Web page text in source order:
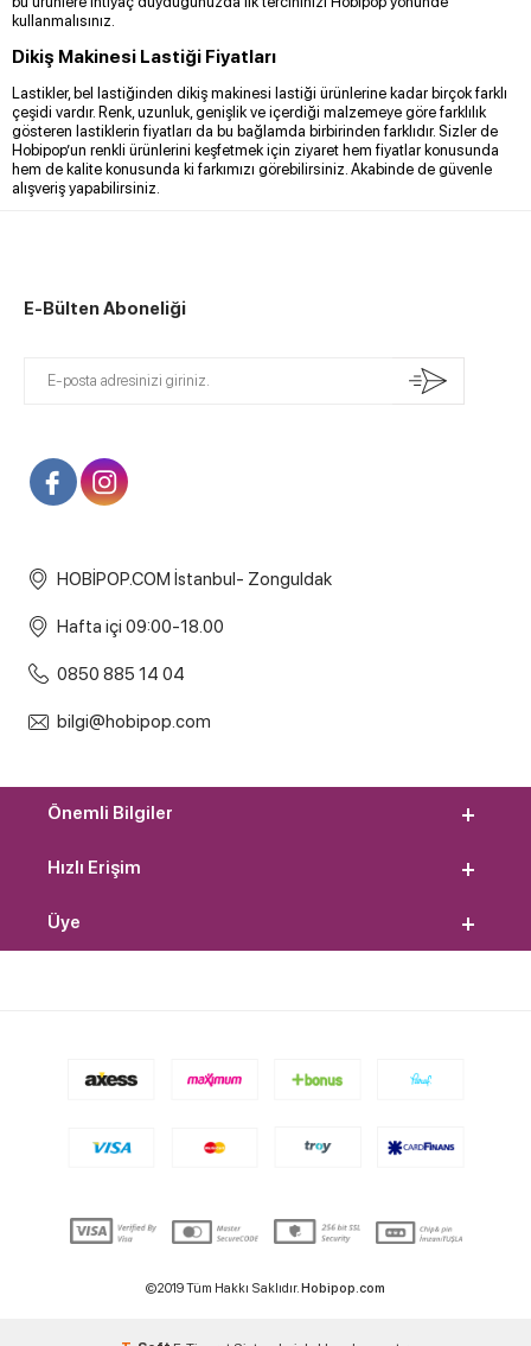
kullanmalısınız.
Dikiş Makinesi Lastiği Fiyatları
Lastikler, bel lastiğinden dikiş makinesi lastiği ürünlerine kadar birçok farklı
çeşidi vardır. Renk, uzunluk, genişlik ve içerdiği malzemeye göre farklılık
gösteren lastiklerin fiyatları da bu bağlamda birbirinden farklıdır. Sizler de
Hobipop’un renkli ürünlerini keşfetmek için ziyaret hem fiyatlar konusunda
hem de kalite konusunda ki farkımızı görebilirsiniz. Akabinde de güvenle
alışveriş yapabilirsiniz.
E-Bülten Aboneliği
HOBİPOP.COM İstanbul- Zonguldak
Hafta içi 09:00-18.00
0850 885 14 04
bilgi@hobipop.com
Önemli Bilgiler
Hızlı Erişim
Üye
©2019 Tüm Hakkı Saklıdır. Hobipop.com